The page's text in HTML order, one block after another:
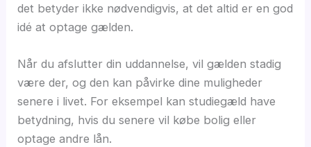
det betyder ikke nødvendigvis, at det altid er en god
idé at optage gælden.
Når du afslutter din uddannelse, vil gælden stadig
være der, og den kan påvirke dine muligheder
senere i livet. For eksempel kan studiegæld have
betydning, hvis du senere vil købe bolig eller
optage andre lån.